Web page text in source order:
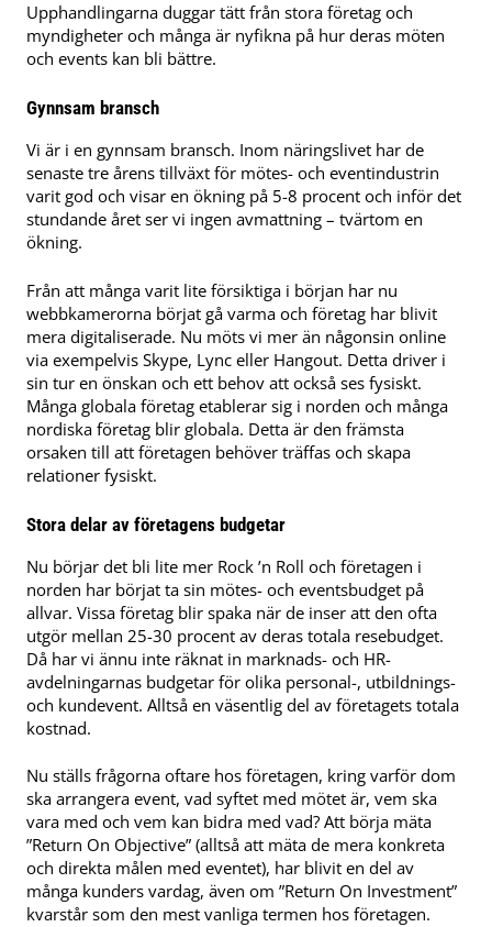
Upphandlingarna duggar tätt från stora företag och
myndigheter och många är nyfikna på hur deras möten
och events kan bli bättre.
Gynnsam bransch
Vi är i en gynnsam bransch. Inom näringslivet har de
senaste tre årens tillväxt för mötes- och eventindustrin
varit god och visar en ökning på 5-8 procent och inför det
stundande året ser vi ingen avmattning – tvärtom en
ökning.
Från att många varit lite försiktiga i början har nu
webbkamerorna börjat gå varma och företag har blivit
mera digitaliserade. Nu möts vi mer än någonsin online
via exempelvis Skype, Lync eller Hangout. Detta driver i
sin tur en önskan och ett behov att också ses fysiskt.
Många globala företag etablerar sig i norden och många
nordiska företag blir globala. Detta är den främsta
orsaken till att företagen behöver träffas och skapa
relationer fysiskt.
Stora delar av företagens budgetar
Nu börjar det bli lite mer Rock ’n Roll och företagen i
norden har börjat ta sin mötes- och eventsbudget på
allvar. Vissa företag blir spaka när de inser att den ofta
utgör mellan 25-30 procent av deras totala resebudget.
Då har vi ännu inte räknat in marknads- och HR-
avdelningarnas budgetar för olika personal-, utbildnings-
och kundevent. Alltså en väsentlig del av företagets totala
kostnad.
Nu ställs frågorna oftare hos företagen, kring varför dom
ska arrangera event, vad syftet med mötet är, vem ska
vara med och vem kan bidra med vad? Att börja mäta
”Return On Objective” (alltså att mäta de mera konkreta
och direkta målen med eventet), har blivit en del av
många kunders vardag, även om ”Return On Investment”
kvarstår som den mest vanliga termen hos företagen.